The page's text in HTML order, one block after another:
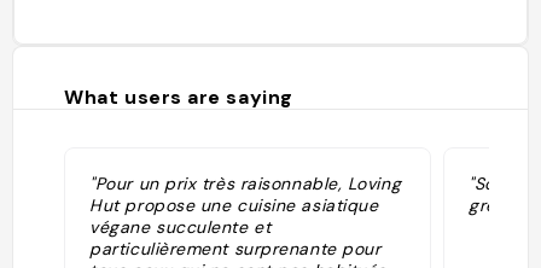
What users are saying
"Pour un prix très raisonnable, Loving
Hut propose une cuisine asiatique
végane succulente et
particulièrement surprenante pour
great. "